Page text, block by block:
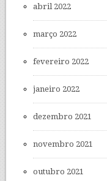
abril 2022
março 2022
fevereiro 2022
janeiro 2022
dezembro 2021
novembro 2021
outubro 2021